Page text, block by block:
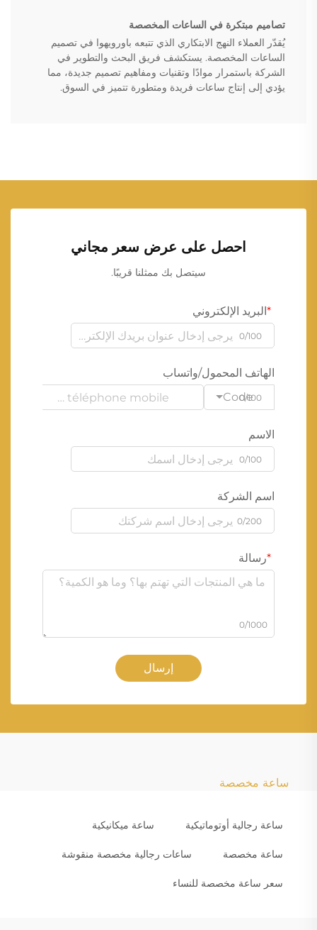
تصاميم مبتكرة في الساعات المخصصة
يُقدّر العملاء النهج الابتكاري الذي تتبعه باورويهوا في تصميم
الساعات المخصصة. يستكشف فريق البحث والتطوير في
الشركة باستمرار موادًا وتقنيات ومفاهيم تصميم جديدة، مما
يؤدي إلى إنتاج ساعات فريدة ومتطورة تتميز في السوق.
احصل على عرض سعر مجاني
سيتصل بك ممثلنا قريبًا.
البريد الإلكتروني
0/100
الهاتف المحمول/واتساب
Code
0/100
الاسم
0/100
اسم الشركة
0/200
رسالة
0/1000
إرسال
ساعة مخصصة
ساعة رجالية أوتوماتيكية ساعة ميكانيكية
ساعة مخصصة ساعات رجالية مخصصة منقوشة
سعر ساعة مخصصة للنساء